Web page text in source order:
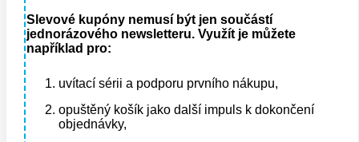
Slevové kupóny nemusí být jen součástí
jednorázového newsletteru. Využít je můžete
například pro:
uvítací sérii a podporu prvního nákupu,
opuštěný košík jako další impuls k dokončení
objednávky,